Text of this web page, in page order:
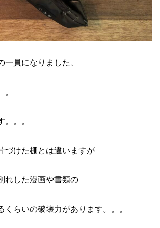
一員になりました、
。。。
づけた棚とは違いますが
れした漫画や書類の
くらいの破壊力があります。。。